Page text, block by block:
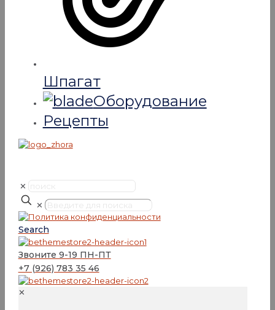
Шпагат
Оборудование
Рецепты
✕
✕
Search
Звоните 9-19 ПН-ПТ
+7 (926) 783 35 46
✕